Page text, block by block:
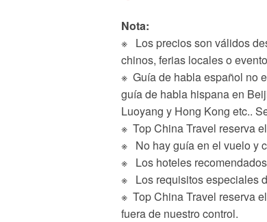
Nota:
※ Los precios son válidos
chinos, ferias locales o
※ Guía de habla español no
guía de habla hispana en
Luoyang y Hong Kong etc..
※ Top China Travel reserva
※ No hay guía en el vuelo y
※ Los hoteles
※ Los requisitos especiales
※ Top China Travel reserva
fuera de nuestro control.